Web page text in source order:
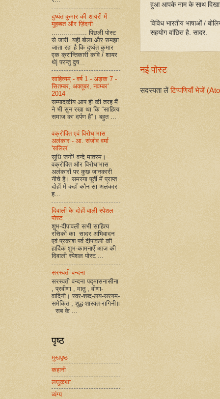
हुआ आपके नाम के साथ
विविध भारतीय भाषाओं /
सहयोग वांछित है. सादर.
नई पोस्ट
सदस्यता लेंटिप्पणियाँ भेजें
दुष्यंत कुमार की शायरी में
मुहब्बत और ज़िंदगी
.................. पिछली पोस्ट
से जारी यही बोला और समझा
जाता रहा है कि दुष्यंत कुमार
एक क्रांन्तिकारी कवि / शायर
थे| परन्तु दुष...
साहित्यम् - वर्ष 1 - अङ्क 7 -
सितम्बर, अक्तूबर, नवम्बर'
2014
सम्पादकीय आप ही की तरह मैं
ने भी सुन रखा था कि “साहित्य
समाज का दर्पण है”। बहुत ...
वक्रोक्ति एवं विरोधाभास
अलंकार - आ. संजीव वर्मा
'सलिल'
सुधि जनों! वन्दे मातरम।
वक्रोक्ति और विरोधाभास
अलंकारों पर कुछ जानकारी
नीचे है। समस्या पूर्ती में प्राप्त
दोहों में कहाँ कौन सा अलंकार
ह...
दिवाली के दोहों वाली स्पेशल
पोस्ट
शुभ-दीपावली सभी साहित्य
रसिकों का सादर अभिवादन
एवं प्रकाश पर्व दीपावली की
हार्दिक शुभ-कामनाएँ आज की
दिवाली स्पेशल पोस्ट ...
सरस्वती वन्दना
सरस्वती वन्दना पद्मासनासीना
, प्रवीणा , मातु , वीणा-
वादिनी। स्वर-शब्द-लय-सरगम-
समेकित , शुद्ध-शास्वत-रागिनी॥
सब के ...
पृष्ठ
मुखपृष्ठ
कहानी
लघुकथा
व्यंग्य